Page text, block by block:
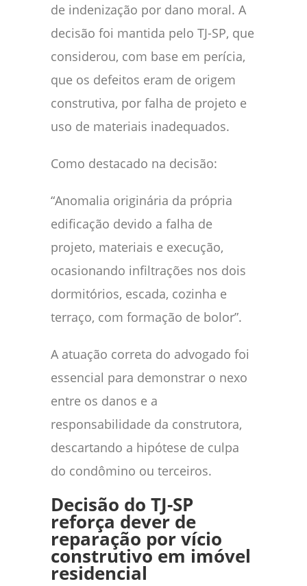
de indenização por dano moral. A
decisão foi mantida pelo TJ-SP, que
considerou, com base em perícia,
que os defeitos eram de origem
construtiva, por falha de projeto e
uso de materiais inadequados.
Como destacado na decisão:
“Anomalia originária da própria
edificação devido a falha de
projeto, materiais e execução,
ocasionando infiltrações nos dois
dormitórios, escada, cozinha e
terraço, com formação de bolor”.
A atuação correta do advogado foi
essencial para demonstrar o nexo
entre os danos e a
responsabilidade da construtora,
descartando a hipótese de culpa
do condômino ou terceiros.
Decisão do TJ-SP
reforça dever de
reparação por vício
construtivo em imóvel
residencial